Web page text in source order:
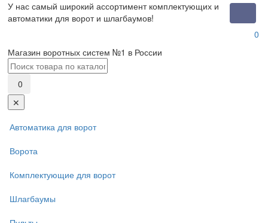
У нас самый широкий ассортимент комплектующих и
автоматики для ворот и шлагбаумов!
0
Магазин воротных систем №1 в России
0
✕
Автоматика для ворот
Ворота
Комплектующие для ворот
Шлагбаумы